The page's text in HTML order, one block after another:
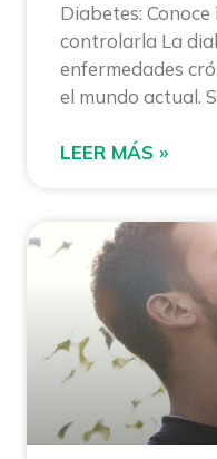
Diabetes:
controlarla La
enfermedades
el mundo actual.
LEER MÁS »